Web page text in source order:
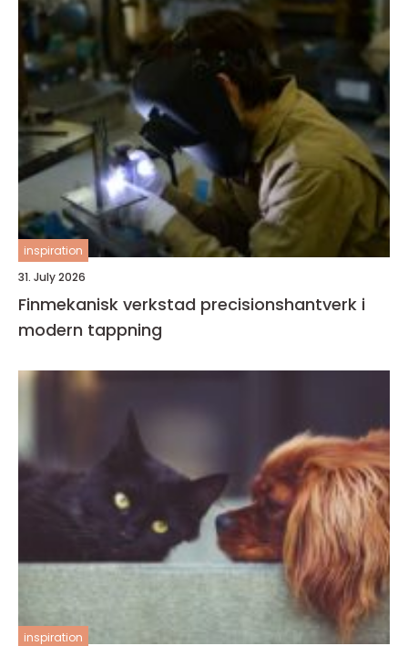
inspiration
31. July 2026
Finmekanisk verkstad precisionshantverk i
modern tappning
inspiration